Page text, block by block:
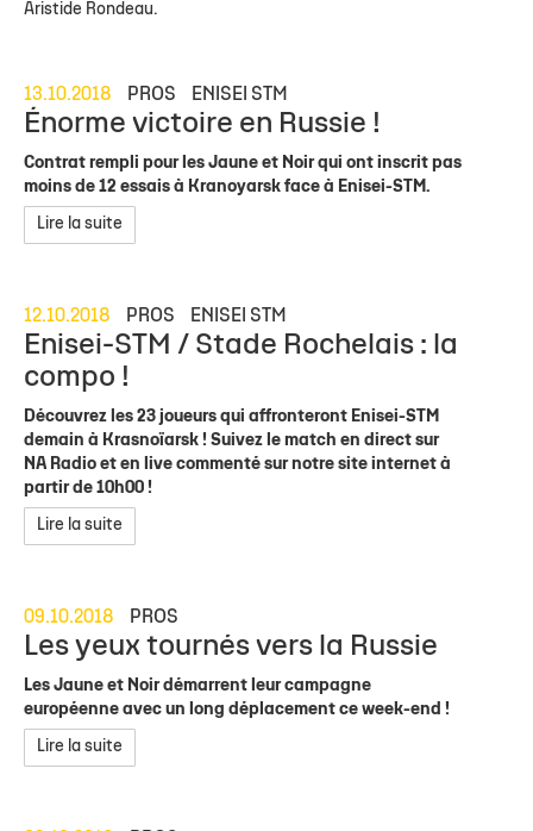
Aristide Rondeau.
13.10.2018 PROS ENISEI STM
Énorme victoire en Russie !
Contrat rempli pour les Jaune et Noir qui ont inscrit pas
moins de 12 essais à Kranoyarsk face à Enisei-STM.
Lire la suite
12.10.2018 PROS ENISEI STM
Enisei-STM / Stade Rochelais : la
compo !
Découvrez les 23 joueurs qui affronteront Enisei-STM
demain à Krasnoïarsk ! Suivez le match en direct sur
NA Radio et en live commenté sur notre site internet à
partir de 10h00 !
Lire la suite
09.10.2018 PROS
Les yeux tournés vers la Russie
Les Jaune et Noir démarrent leur campagne
européenne avec un long déplacement ce week-end !
Lire la suite